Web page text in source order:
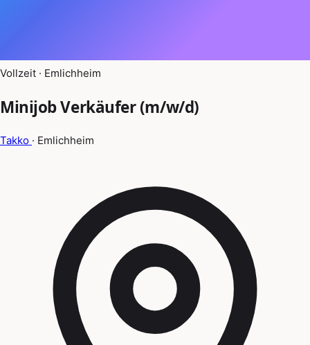
Vollzeit · Emlichheim
Minijob Verkäufer (m/w/d)
Takko · Emlichheim